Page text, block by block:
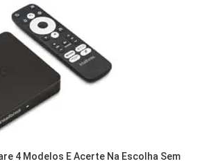
4 Modelos E Acerte Na Escolha Sem